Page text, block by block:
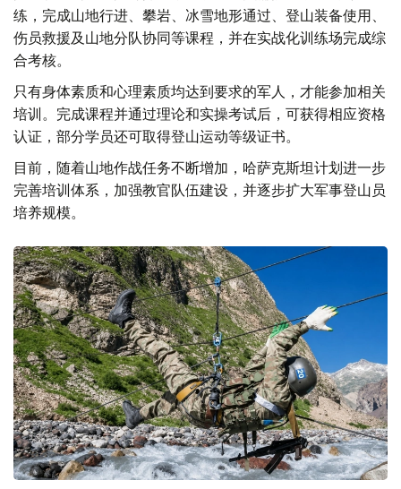
练，完成山地行进、攀岩、冰雪地形通过、登山装备使用、
伤员救援及山地分队协同等课程，并在实战化训练场完成综
合考核。
只有身体素质和心理素质均达到要求的军人，才能参加相关
培训。完成课程并通过理论和实操考试后，可获得相应资格
认证，部分学员还可取得登山运动等级证书。
目前，随着山地作战任务不断增加，哈萨克斯坦计划进一步
完善培训体系，加强教官队伍建设，并逐步扩大军事登山员
培养规模。